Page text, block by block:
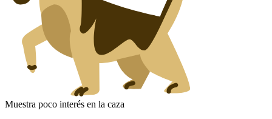
Muestra poco interés en la caza